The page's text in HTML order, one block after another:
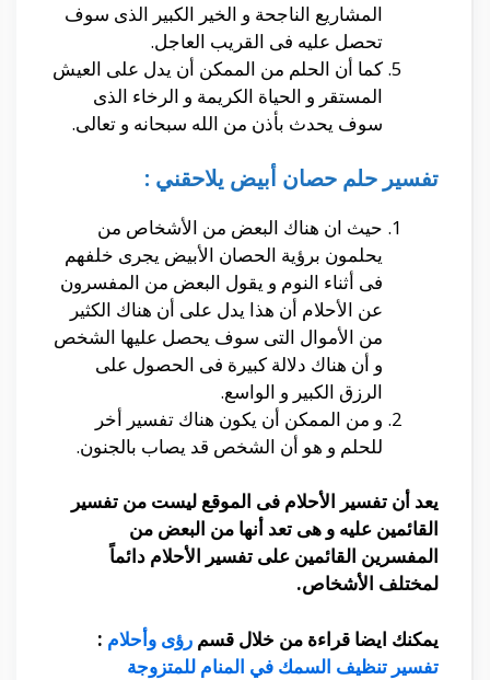
المشاريع الناجحة و الخير الكبير الذى سوف
تحصل عليه فى القريب العاجل.
كما أن الحلم من الممكن أن يدل على العيش
المستقر و الحياة الكريمة و الرخاء الذى
سوف يحدث بأذن من الله سبحانه و تعالى.
تفسير حلم حصان أبيض يلاحقني :
حيث ان هناك البعض من الأشخاص من
يحلمون برؤية الحصان الأبيض يجرى خلفهم
فى أثناء النوم و يقول البعض من المفسرون
عن الأحلام أن هذا يدل على أن هناك الكثير
من الأموال التى سوف يحصل عليها الشخص
و أن هناك دلالة كبيرة فى الحصول على
الرزق الكبير و الواسع.
و من الممكن أن يكون هناك تفسير أخر
للحلم و هو أن الشخص قد يصاب بالجنون.
يعد أن تفسير الأحلام فى الموقع ليست من تفسير
القائمين عليه و هى تعد أنها من البعض من
المفسرين القائمين على تفسير الأحلام دائماً
لمختلف الأشخاص.
يمكنك ايضا قراءة من خلال قسم رؤى وأحلام :
تفسير تنظيف السمك في المنام للمتزوجة